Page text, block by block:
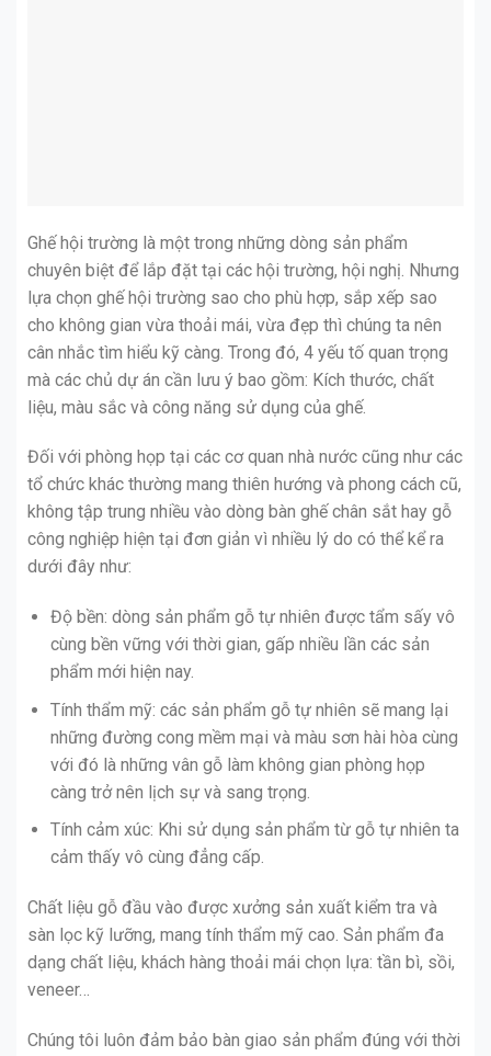
Ghế hội trường là một trong những dòng sản phẩm
chuyên biệt để lắp đặt tại các hội trường, hội nghị. Nhưng
lựa chọn ghế hội trường sao cho phù hợp, sắp xếp sao
cho không gian vừa thoải mái, vừa đẹp thì chúng ta nên
cân nhắc tìm hiểu kỹ càng. Trong đó, 4 yếu tố quan trọng
mà các chủ dự án cần lưu ý bao gồm: Kích thước, chất
liệu, màu sắc và công năng sử dụng của ghế.
Đối với phòng họp tại các cơ quan nhà nước cũng như các
tổ chức khác thường mang thiên hướng và phong cách cũ,
không tập trung nhiều vào dòng bàn ghế chân sắt hay gỗ
công nghiệp hiện tại đơn giản vì nhiều lý do có thể kể ra
dưới đây như:
Độ bền: dòng sản phẩm gỗ tự nhiên được tẩm sấy vô
cùng bền vững với thời gian, gấp nhiều lần các sản
phẩm mới hiện nay.
Tính thẩm mỹ: các sản phẩm gỗ tự nhiên sẽ mang lại
những đường cong mềm mại và màu sơn hài hòa cùng
với đó là những vân gỗ làm không gian phòng họp
càng trở nên lịch sự và sang trọng.
Tính cảm xúc: Khi sử dụng sản phẩm từ gỗ tự nhiên ta
cảm thấy vô cùng đẳng cấp.
Chất liệu gỗ đầu vào được xưởng sản xuất kiểm tra và
sàn lọc kỹ lưỡng, mang tính thẩm mỹ cao. Sản phẩm đa
dạng chất liệu, khách hàng thoải mái chọn lựa: tần bì, sồi,
veneer…
Chúng tôi luôn đảm bảo bàn giao sản phẩm đúng với thời